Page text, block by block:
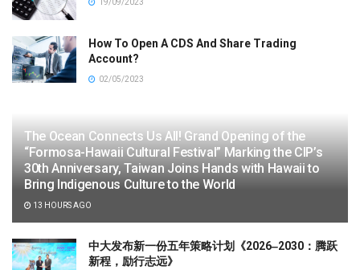
19/09/2023
How To Open A CDS And Share Trading
Account?
02/05/2023
The Ocean Connects Us All! Grand Opening of the
“Formosa-Hawaii Cultural Festival” Marking the CIP’s
30th Anniversary, Taiwan Joins Hands with Hawaii to
Bring Indigenous Culture to the World
13 HOURS AGO
中大发布新一份五年策略计划《2026‒2030：腾跃
新程，励行志远》